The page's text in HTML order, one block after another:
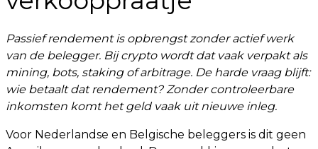
Passief rendement is opbrengst zonder actief werk
van de belegger. Bij crypto wordt dat vaak verpakt als
mining, bots, staking of arbitrage. De harde vraag blijft:
wie betaalt dat rendement? Zonder controleerbare
inkomsten komt het geld vaak uit nieuwe inleg.
Voor Nederlandse en Belgische beleggers is dit geen